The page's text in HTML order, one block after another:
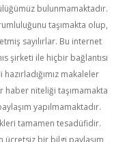
bulunmamaktadır.
taşımakta olup,
sayılırlar. Bu internet
şirketi ile hiçbir bağlantısı
makaleler
haber niteliği taşımamakta
yapılmamaktadır.
tamamen tesadüfidir.
ücretsiz bir bilgi paylaşım